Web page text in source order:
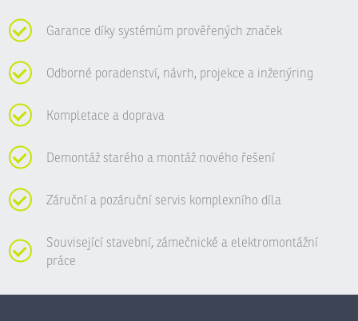
Garance díky systémům prověřených značek
Odborné poradenství, návrh, projekce a inženýring
Kompletace a doprava
Demontáž starého a montáž nového řešení
Záruční a pozáruční servis komplexního díla
Související stavební, zámečnické a elektromontážní
práce